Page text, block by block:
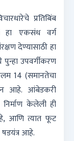
प्रतिबिंब
हा एकसंध वर्ग
देण्यासाठी हा
उपवर्गीकरण
14 (समानतेचा
आहे. आंबेडकरी
केलेली ही
त्यात फूट
षडयंत्र आहे.